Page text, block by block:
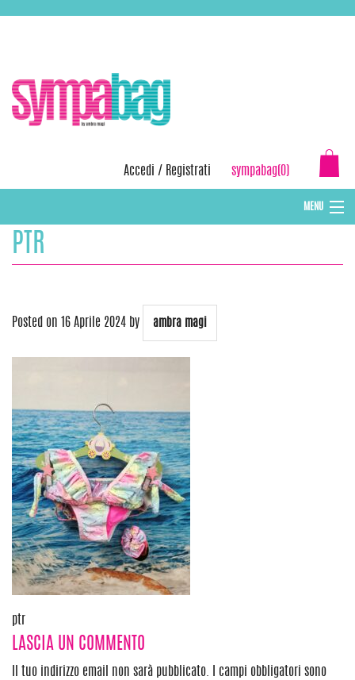
Accedi / Registrati sympabag(0)
MENU
CAPPELLI INVERNALI DONNA
PTR
Posted on 16 Aprile 2024 by ambra magi
Navigazione
articoli
ptr
LASCIA UN COMMENTO
Il tuo indirizzo email non sarà pubblicato.
I campi obbligatori sono